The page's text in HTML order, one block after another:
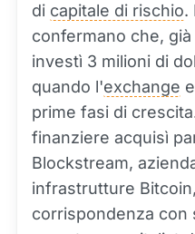
di capitale di rischio.
confermano che,
investì 3 milioni di
quando l'exchange
prime fasi di
finanziere acquisì
Blockstream,
infrastrutture
corrispondenza con